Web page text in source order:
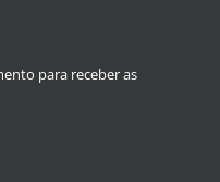
para receber as